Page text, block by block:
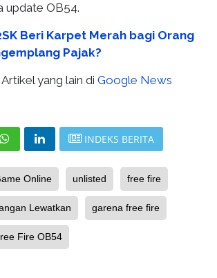
update OB54.
Beri Karpet Merah bagi Orang
Pajak?
yang lain di Google News
INDEKS BERITA
Online unlisted free fire
Lewatkan garena free fire
Fire OB54